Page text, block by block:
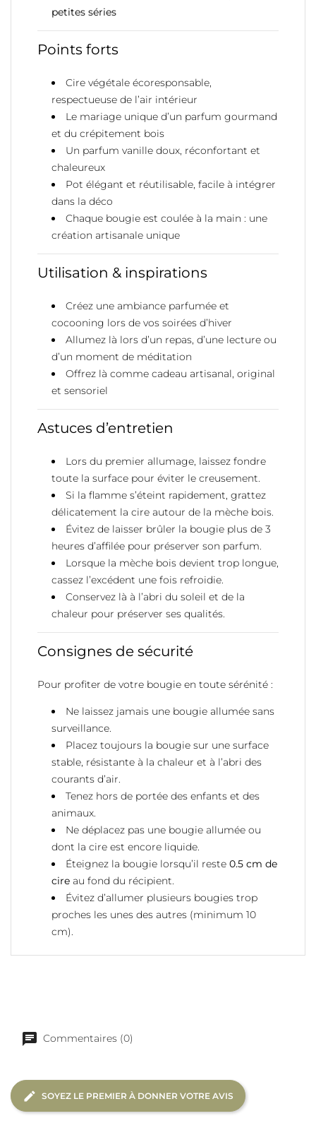
petites séries
Points forts
Cire végétale écoresponsable,
respectueuse de l’air intérieur
Le mariage unique d’un parfum gourmand
et du crépitement bois
Un parfum vanille doux, réconfortant et
chaleureux
Pot élégant et réutilisable, facile à intégrer
dans la déco
Chaque bougie est coulée à la main : une
création artisanale unique
Utilisation & inspirations
Créez une ambiance parfumée et
cocooning lors de vos soirées d’hiver
Allumez là lors d’un repas, d’une lecture ou
d’un moment de méditation
Offrez là comme cadeau artisanal, original
et sensoriel
Astuces d’entretien
Lors du premier allumage, laissez fondre
toute la surface pour éviter le creusement.
Si la flamme s’éteint rapidement, grattez
délicatement la cire autour de la mèche bois.
Évitez de laisser brûler la bougie plus de 3
heures d’affilée pour préserver son parfum.
Lorsque la mèche bois devient trop longue,
cassez l’excédent une fois refroidie.
Conservez là à l’abri du soleil et de la
chaleur pour préserver ses qualités.
Consignes de sécurité
Pour profiter de votre bougie en toute sérénité :
Ne laissez jamais une bougie allumée sans
surveillance.
Placez toujours la bougie sur une surface
stable, résistante à la chaleur et à l’abri des
courants d’air.
Tenez hors de portée des enfants et des
animaux.
Ne déplacez pas une bougie allumée ou
dont la cire est encore liquide.
Éteignez la bougie lorsqu’il reste 0.5 cm de
cire au fond du récipient.
Évitez d’allumer plusieurs bougies trop
proches les unes des autres (minimum 10
cm).
Commentaires (0)
SOYEZ LE PREMIER À DONNER VOTRE AVIS